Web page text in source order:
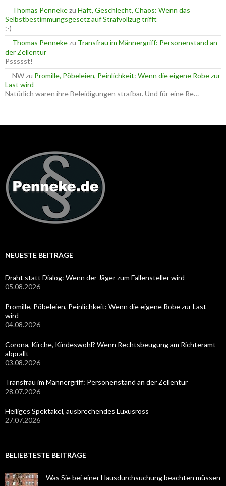
Thomas Pennekezu Haft, Geschlecht, Chaos: Wenn das
Selbstbestimmungsgesetz auf Strafvollzug trifft
:-)
Thomas Pennekezu Transfrau im Männergriff: Personenstand an
der Zellentür
Pssssst!
NWzu Promille, Pöbeleien, Peinlichkeit: Wenn die eigene Robe zur
Last wird
Natürlich waren ihre Beleidigungen strafbar. Und für eine Re…
NEUESTE BEITRÄGE
Draht statt Dialog: Wenn der Jäger zum Fallensteller wird
05.08.2026
Promille, Pöbeleien, Peinlichkeit: Wenn die eigene Robe zur Last
wird
04.08.2026
Corona, Kirche, Kindeswohl? Wenn Rechtsbeugung am Richteramt
abprallt
03.08.2026
Transfrau im Männergriff: Personenstand an der Zellentür
28.07.2026
Heiliges Spektakel, ausbrechendes Luxusross
27.07.2026
BELIEBTESTE BEITRÄGE
Was Sie bei einer Hausdurchsuchung beachten müssen